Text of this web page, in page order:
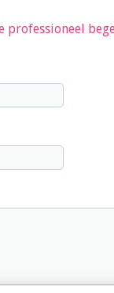
professioneel